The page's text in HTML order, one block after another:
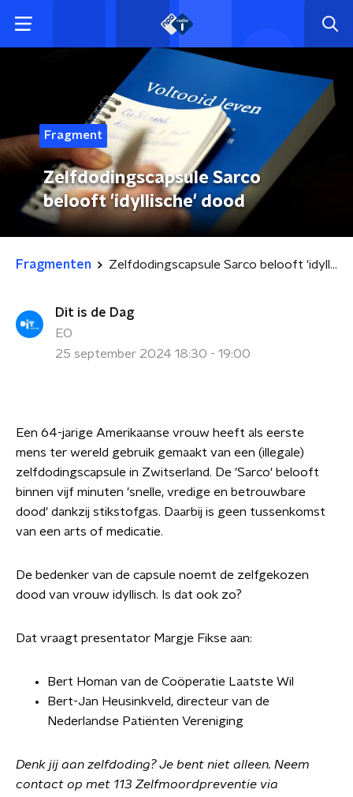
Fragment
Zelfdodingscapsule Sarco
belooft 'idyllische' dood
Fragmenten Zelfdodingscapsule Sarco belooft 'idyllische' dood
Dit is de Dag
EO
25 september 2024 18:30 - 19:00
Een 64-jarige Amerikaanse vrouw heeft als eerste
mens ter wereld gebruik gemaakt van een (illegale)
zelfdodingscapsule in Zwitserland. De 'Sarco' belooft
binnen vijf minuten 'snelle, vredige en betrouwbare
dood' dankzij stikstofgas. Daarbij is geen tussenkomst
van een arts of medicatie.
De bedenker van de capsule noemt de zelfgekozen
dood van vrouw idyllisch. Is dat ook zo?
Dat vraagt presentator Margje Fikse aan:
Bert Homan van de Coöperatie Laatste Wil
Bert-Jan Heusinkveld, directeur van de
Nederlandse Patiënten Vereniging
Denk jij aan zelfdoding? Je bent niet alleen. Neem
contact op met 113 Zelfmoordpreventie via